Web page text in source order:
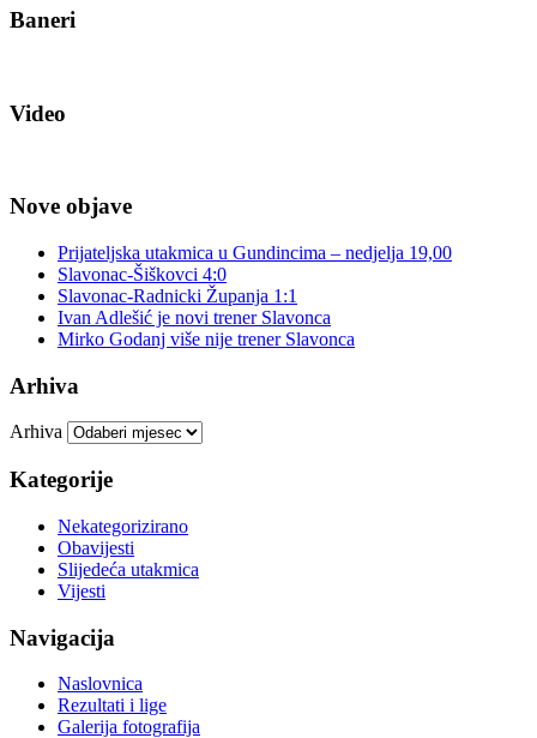
Baneri
Video
Nove objave
Prijateljska utakmica u Gundincima – nedjelja 19,00
Slavonac-Šiškovci 4:0
Slavonac-Radnicki Županja 1:1
Ivan Adlešić je novi trener Slavonca
Mirko Godanj više nije trener Slavonca
Arhiva
Arhiva
Kategorije
Nekategorizirano
Obavijesti
Slijedeća utakmica
Vijesti
Navigacija
Naslovnica
Rezultati i lige
Galerija fotografija